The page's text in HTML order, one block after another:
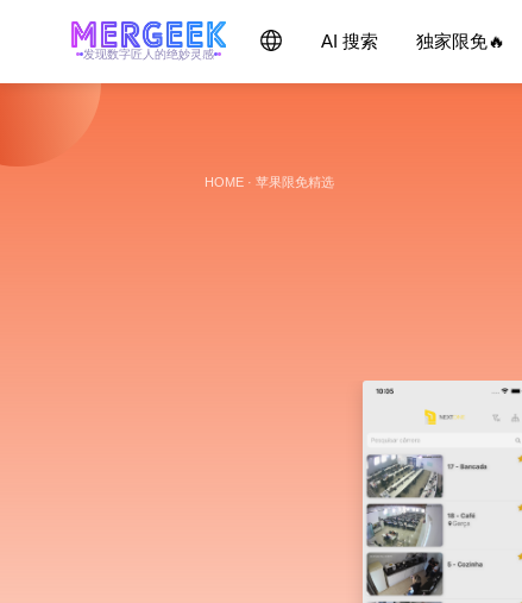
发现数字匠人的绝妙灵感
AI 搜索 独家限免🔥
HOME · 苹果限免精选